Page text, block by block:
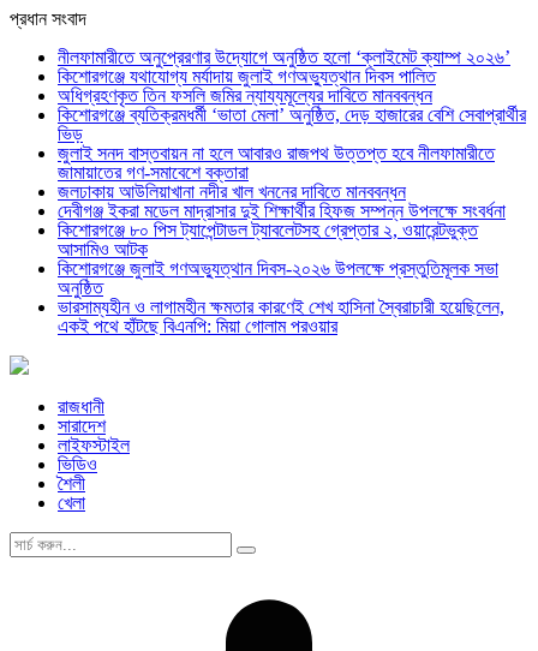
প্রধান সংবাদ
নীলফামারীতে অনুপ্রেরণার উদ্যোগে অনুষ্ঠিত হলো ‘ক্লাইমেট ক্যাম্প ২০২৬’
কিশোরগঞ্জে যথাযোগ্য মর্যাদায় জুলাই গণঅভ্যুত্থান দিবস পালিত
অধিগ্রহণকৃত তিন ফসলি জমির ন্যায্যমূল্যের দাবিতে মানববন্ধন
কিশোরগঞ্জে ব্যতিক্রমধর্মী ‘ভাতা মেলা’ অনুষ্ঠিত, দেড় হাজারের বেশি সেবাপ্রার্থীর
ভিড়
জুলাই সনদ বাস্তবায়ন না হলে আবারও রাজপথ উত্তপ্ত হবে নীলফামারীতে
জামায়াতের গণ-সমাবেশে বক্তারা
জলঢাকায় আউলিয়াখানা নদীর খাল খননের দাবিতে মানববন্ধন
দেবীগঞ্জ ইকরা মডেল মাদ্রাসার দুই শিক্ষার্থীর হিফজ সম্পন্ন উপলক্ষে সংবর্ধনা
কিশোরগঞ্জে ৮০ পিস ট্যাপেন্টাডল ট্যাবলেটসহ গ্রেপ্তার ২, ওয়ারেন্টভুক্ত
আসামিও আটক
কিশোরগঞ্জে জুলাই গণঅভ্যুত্থান দিবস-২০২৬ উপলক্ষে প্রস্তুতিমূলক সভা
অনুষ্ঠিত
ভারসাম্যহীন ও লাগামহীন ক্ষমতার কারণেই শেখ হাসিনা স্বৈরাচারী হয়েছিলেন,
একই পথে হাঁটছে বিএনপি: মিয়া গোলাম পরওয়ার
রাজধানী
সারাদেশ
লাইফস্টাইল
ভিডিও
শৈলী
খেলা